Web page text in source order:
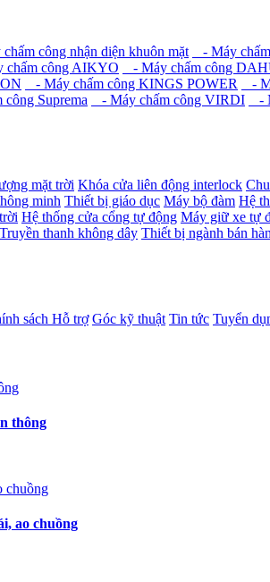
công nhận diện khuôn mặt - Máy
chấm công AIKYO - Máy chấm công
- Máy chấm công KINGS POWER -
Suprema - Máy chấm công VIRDI -
mặt trời Khóa cửa liên động interlock
minh Thiết bị giáo dục Máy bộ đàm Hệ
Hệ thống cửa cổng tự động Máy giữ xe tự
Truyền thanh không dây Thiết bị ngành bán
sách Hỗ trợ Góc kỹ thuật Tin tức Tuyển
thông
ao chuồng